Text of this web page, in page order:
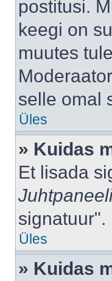
postitusi.
keegi on
muutes
selle omal
Üles
» Kuidas
Et lisada
signatuur".
Üles
» Kuidas